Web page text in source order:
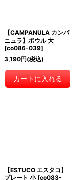
【CAMPANULA カンパ
ニュラ】ボウル 大
[co086-039]
3,190円(税込)
カートに入れる
【ESTUCO エスタコ】
プレート 小 [co083-